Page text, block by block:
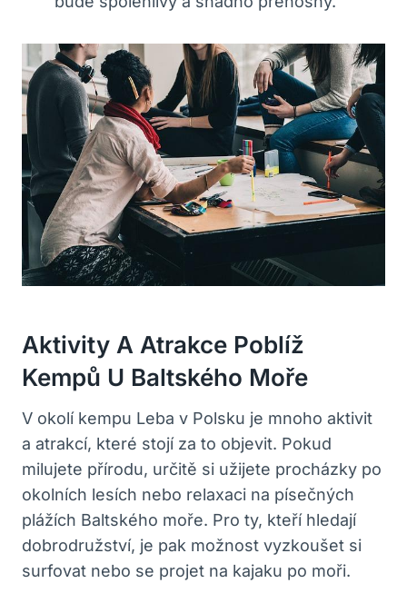
Aktivity A Atrakce Poblíž
Kempů U Baltského Moře
V okolí kempu Leba v Polsku je mnoho aktivit
a atrakcí, které stojí za to objevit. Pokud
milujete přírodu, určitě si užijete procházky po
okolních lesích nebo relaxaci na písečných
plážích Baltského moře. Pro ty, kteří hledají
dobrodružství, je pak možnost vyzkoušet si
surfovat nebo se projet na kajaku po moři.